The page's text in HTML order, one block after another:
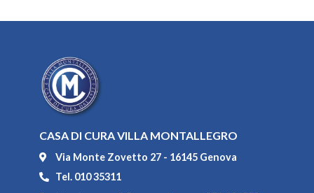
CASA DI CURA VILLA MONTALLEGRO
Via Monte Zovetto 27 - 16145 Genova
Tel. 010 35311